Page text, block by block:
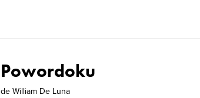
Powordoku
de William De Luna